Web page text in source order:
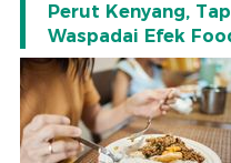
Perut Kenyang,
Waspadai Efek